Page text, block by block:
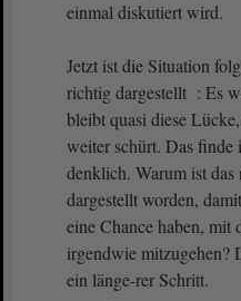
einmal diskutiert wird.
Jetzt ist die Situation
richtig dargestellt : Es
bleibt quasi diese
weiter schürt. Das finde
denklich. Warum ist
dargestellt worden,
eine Chance haben, mit
irgendwie mitzugehen?
ein länge-rer Schritt.